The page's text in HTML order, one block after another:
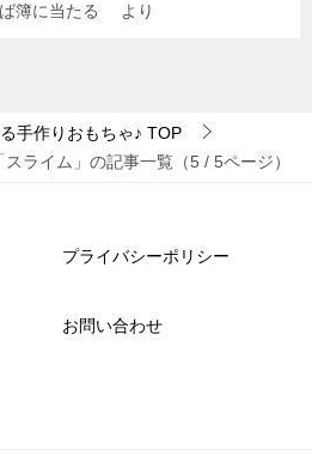
簿に当たる より
手作りおもちゃ♪ TOP
「スライム」の記事一覧（5 / 5ページ）
プライバシーポリシー
お問い合わせ